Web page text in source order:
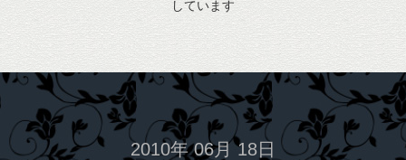
しています
2010年 06月 18日